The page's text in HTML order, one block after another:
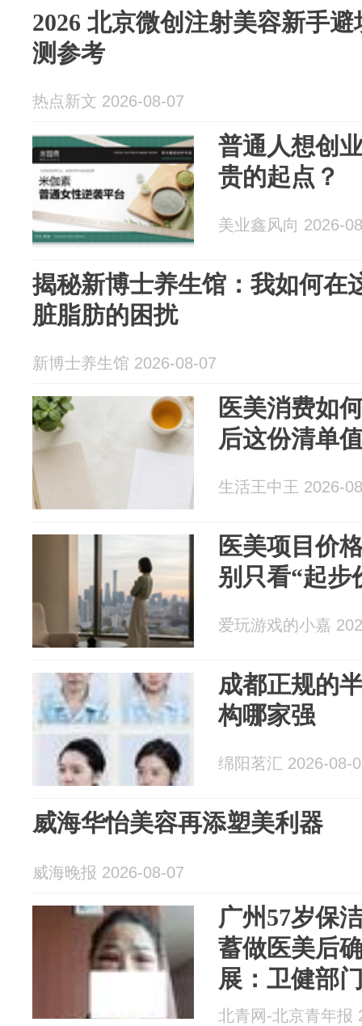
2026 北京微创注射美容新手
测参考
热点新文 2026-08-07
普通人想创
贵的起点？
美业鑫风向 2026-
揭秘新博士养生馆：我如何在
脏脂肪的困扰
新博士养生馆 2026-08-07
医美消费如
后这份清单
生活王中王 2026-
医美项目价
别只看“起步
爱玩游戏的小嘉
成都正规的
构哪家强
绵阳茗汇 2026-08-
威海华怡美容再添塑美利器
威海晚报 2026-08-07
广州57岁保
蓄做医美后
展：卫健部
后续将根据
北青网-北京青年报